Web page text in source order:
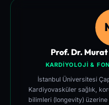
Prof. Dr.
KARDIYOLOJI &
İstanbul Üniversitesi
Kardiyovasküler sağlık,
bilimleri (longevity) üzerine